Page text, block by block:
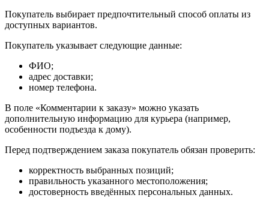
Покупатель выбирает предпочтительный способ оплаты из
доступных вариантов.
Покупатель указывает следующие данные:
ФИО;
адрес доставки;
номер телефона.
В поле «Комментарии к заказу» можно указать
дополнительную информацию для курьера (например,
особенности подъезда к дому).
Перед подтверждением заказа покупатель обязан проверить:
корректность выбранных позиций;
правильность указанного местоположения;
достоверность введённых персональных данных.